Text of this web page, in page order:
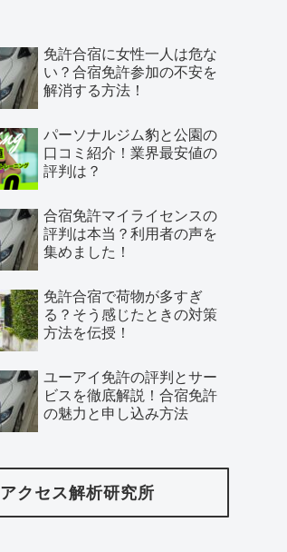
免許合宿に女性一人は危な
い？合宿免許参加の不安を
解消する方法！
パーソナルジム豹と公園の
口コミ紹介！業界最安値の
評判は？
合宿免許マイライセンスの
評判は本当？利用者の声を
集めました！
免許合宿で荷物が多すぎ
る？そう感じたときの対策
方法を伝授！
ユーアイ免許の評判とサー
ビスを徹底解説！合宿免許
の魅力と申し込み方法
アクセス解析研究所